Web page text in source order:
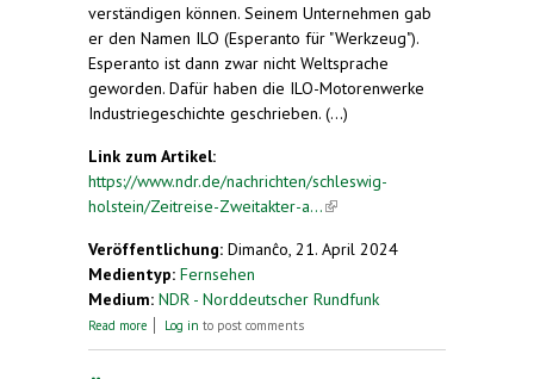
verständigen können. Seinem Unternehmen gab
er den Namen ILO (Esperanto für "Werkzeug").
Esperanto ist dann zwar nicht Weltsprache
geworden. Dafür haben die ILO-Motorenwerke
Industriegeschichte geschrieben. (...)
Link zum Artikel:
https://www.ndr.de/nachrichten/schleswig-
holstein/Zeitreise-Zweitakter-a...(link is external)
Veröffentlichung: Dimanĉo, 21. April 2024
Medientyp: Fernsehen
Medium: NDR - Norddeutscher Rundfunk
Read more about Zeitreise: Zweitakter aus Pinneberg machen
Log in to post comments